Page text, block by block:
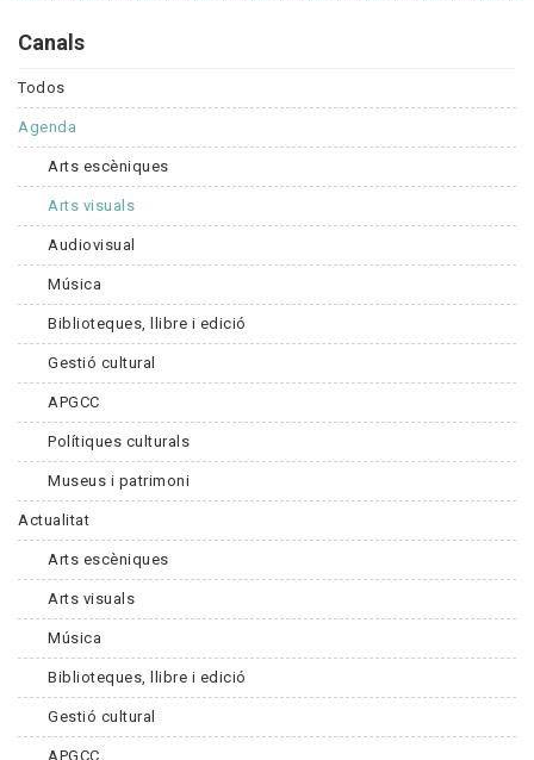
Canals
Todos
Agenda
Arts escèniques
Arts visuals
Audiovisual
Música
Biblioteques, llibre i edició
Gestió cultural
APGCC
Polítiques culturals
Museus i patrimoni
Actualitat
Arts escèniques
Arts visuals
Música
Biblioteques, llibre i edició
Gestió cultural
APGCC